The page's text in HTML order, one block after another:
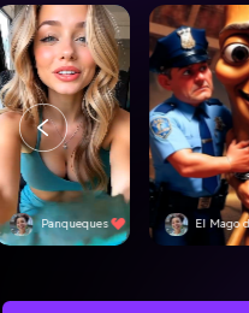
Mago de Pisa 4,815